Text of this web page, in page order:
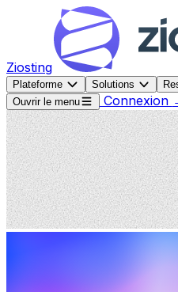
Ziosting
Plateforme Solutions
Ouvrir le menu Connexion